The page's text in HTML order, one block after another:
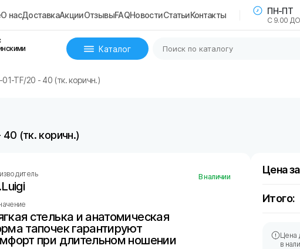
О насДоставкаАкцииОтзывыFAQНовостиСтатьиКонтакты ПН-ПТ
С 9.00
Каталог
01-TF/20 - 40 (тк. коричн.)
40 (тк. коричн.)
стелька и анатомическая
тапочек гарантируют
при длительном ношении
В наличии
Цена
Итого:
Цена
в